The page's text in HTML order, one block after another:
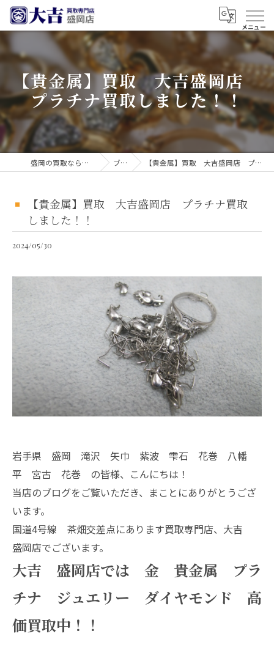
【貴金属】買取 大吉盛岡店
プラチナ買取しました！！
盛岡の買取なら買取大吉 盛岡店 ブログ 【貴金属】買取 大吉盛岡店 プラチナ買取しました！！
【貴金属】買取 大吉盛岡店 プラチナ買取
しました！！
2024/05/30
岩手県 盛岡 滝沢 矢巾 紫波 雫石 花巻 八幡
平 宮古 花巻 の皆様、こんにちは！
当店のブログをご覧いただき、まことにありがとうござ
います。
国道4号線 茶畑交差点にあります買取専門店、大吉
盛岡店でございます。
大吉 盛岡店では 金 貴金属 プラ
チナ ジュエリー ダイヤモンド 高
価買取中！！